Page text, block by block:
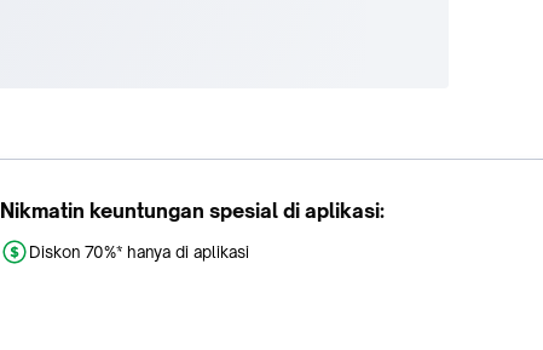
Nikmatin keuntungan spesial di aplikasi:
Diskon 70%* hanya di aplikasi